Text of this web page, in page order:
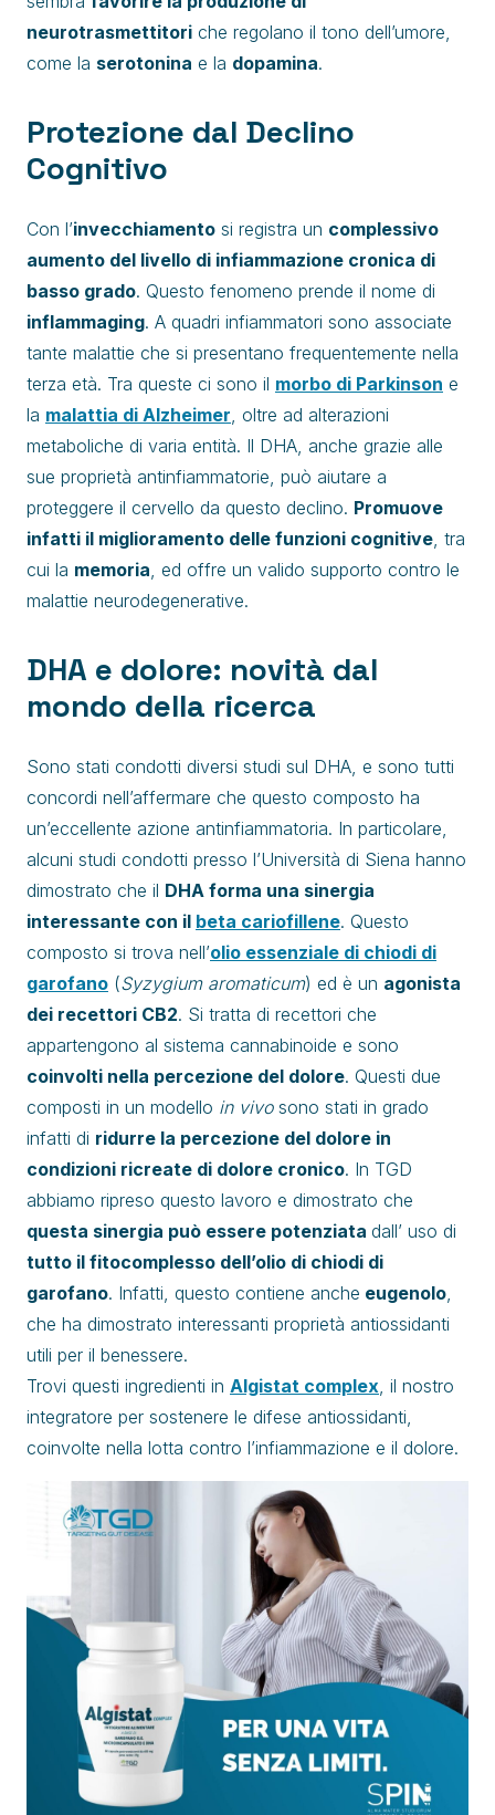
neurotrasmettitori che regolano il tono dell’umore,
come la serotonina e la dopamina.
Protezione dal Declino
Cognitivo
Con l’invecchiamento si registra un complessivo
aumento del livello di infiammazione cronica di
basso grado. Questo fenomeno prende il nome di
inflammaging. A quadri infiammatori sono associate
tante malattie che si presentano frequentemente nella
terza età. Tra queste ci sono il morbo di Parkinson e
la malattia di Alzheimer, oltre ad alterazioni
metaboliche di varia entità. Il DHA, anche grazie alle
sue proprietà antinfiammatorie, può aiutare a
proteggere il cervello da questo declino. Promuove
infatti il miglioramento delle funzioni cognitive, tra
cui la memoria, ed offre un valido supporto contro le
malattie neurodegenerative.
DHA e dolore: novità dal
mondo della ricerca
Sono stati condotti diversi studi sul DHA, e sono tutti
concordi nell’affermare che questo composto ha
un’eccellente azione antinfiammatoria. In particolare,
alcuni studi condotti presso l’Università di Siena hanno
dimostrato che il DHA forma una sinergia
interessante con il beta cariofillene. Questo
composto si trova nell’olio essenziale di chiodi di
garofano (Syzygium aromaticum) ed è un agonista
dei recettori CB2. Si tratta di recettori che
appartengono al sistema cannabinoide e sono
coinvolti nella percezione del dolore. Questi due
composti in un modello in vivosono stati in grado
infatti di ridurre la percezione del dolore in
condizioni ricreate di dolore cronico. In TGD
abbiamo ripreso questo lavoro e dimostrato che
questa sinergia può essere potenziata dall’ uso di
tutto il fitocomplesso dell’olio di chiodi di
garofano. Infatti, questo contiene anche eugenolo,
che ha dimostrato interessanti proprietà antiossidanti
utili per il benessere.
Trovi questi ingredienti in Algistat complex, il nostro
integratore per sostenere le difese antiossidanti,
coinvolte nella lotta contro l’infiammazione e il dolore.